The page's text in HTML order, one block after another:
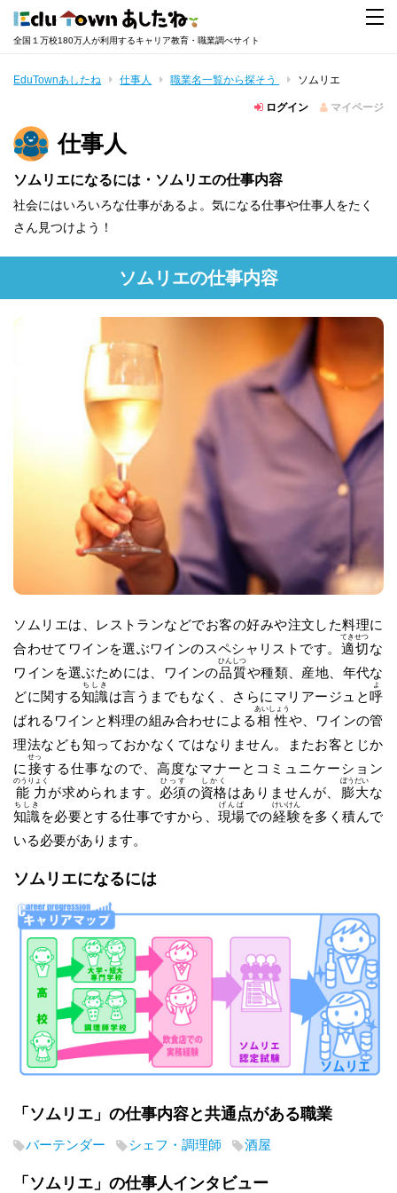
全国１万校180万人が利用するキャリア教育・職業調べサイト
EduTownあしたね 仕事人 職業名一覧から探そう ソムリエ
ログイン マイページ
仕事人
ソムリエになるには・ソムリエの仕事内容
社会にはいろいろな仕事があるよ。気になる仕事や仕事人をたく
さん見つけよう！
ソムリエの仕事内容
ソムリエは、レストランなどでお客の好みや注文した料理に
合わせてワインを選ぶワインのスペシャリストです。 適切
てきせつ
な
ワインを選ぶためには、ワインの品質
ひんしつ
や種類、産地、年代な
どに関する知識
ちしき
は言うまでもなく、さらにマリアージュと呼
よ
ばれるワインと料理の組み合わせによる相性
あいしょう
や、ワインの管
理法なども知っておかなくてはなりません。またお客とじか
に 接
せっ
する仕事なので、高度なマナーとコミュニケーション
能力
のうりょく
が求められます。 必須
ひっす
の資格
しかく
はありませんが、 膨大
ぼうだい
な
知識
ちしき
を必要とする仕事ですから、現場
げんば
での経験
けいけん
を多く積んで
いる必要があります。
ソムリエになるには
「ソムリエ」の仕事内容と共通点がある職業
バーテンダー シェフ・調理師 酒屋
「ソムリエ」の仕事人インタビュー